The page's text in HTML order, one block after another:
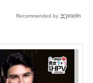
Recommended by